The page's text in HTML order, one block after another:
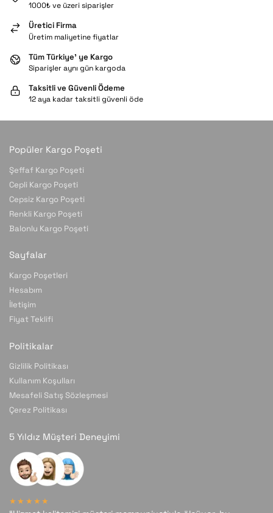
1000₺ ve üzeri siparişler
Üretici Firma
Üretim maliyetine fiyatlar
Tüm Türkiye’ ye Kargo
Siparişler aynı gün kargoda
Taksitli ve Güvenli Ödeme
12 aya kadar taksitli güvenli öde
Popüler Kargo Poşeti
Şeffaf Kargo Poşeti
Cepli Kargo Poşeti
Cepsiz Kargo Poşeti
Renkli Kargo Poşeti
Balonlu Kargo Poşeti
Sayfalar
Kargo Poşetleri
Hesabım
İletişim
Fiyat Teklifi
Politikalar
Gizlilik Politikası
Kullanım Koşulları
Mesafeli Satış Sözleşmesi
Çerez Politikası
5 Yıldız Müşteri Deneyimi
★★★★★